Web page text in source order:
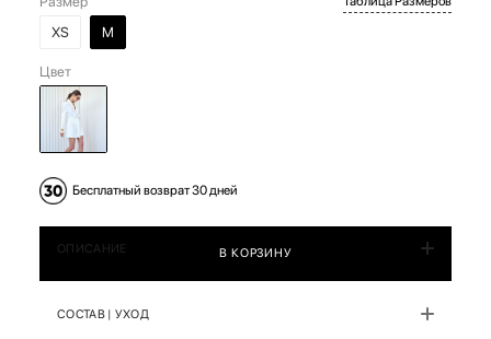
XS
M
Цвет
Бесплатный возврат 30 дней
В КОРЗИНУ
ОПИСАНИЕ
СОСТАВ | УХОД